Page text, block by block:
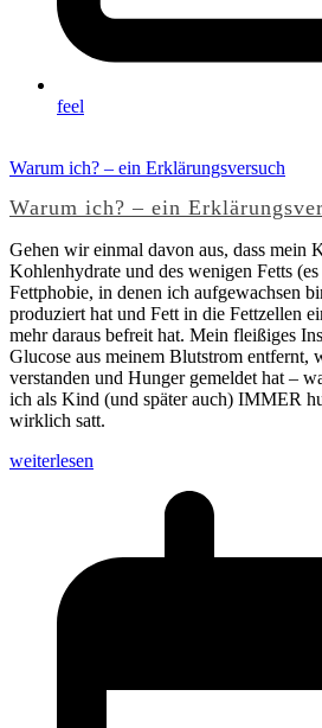
feel
Warum ich? – ein Erklärungsversuch
Warum ich? – ein
Gehen wir einmal davon aus, dass mein
Kohlenhydrate und des wenigen Fetts
Fettphobie, in denen ich aufgewachsen
produziert hat und Fett in die Fettzellen
mehr daraus befreit hat. Mein fleißiges
Glucose aus meinem Blutstrom entfernt,
verstanden und Hunger gemeldet hat –
ich als Kind (und später auch) IMMER
wirklich satt.
weiterlesen